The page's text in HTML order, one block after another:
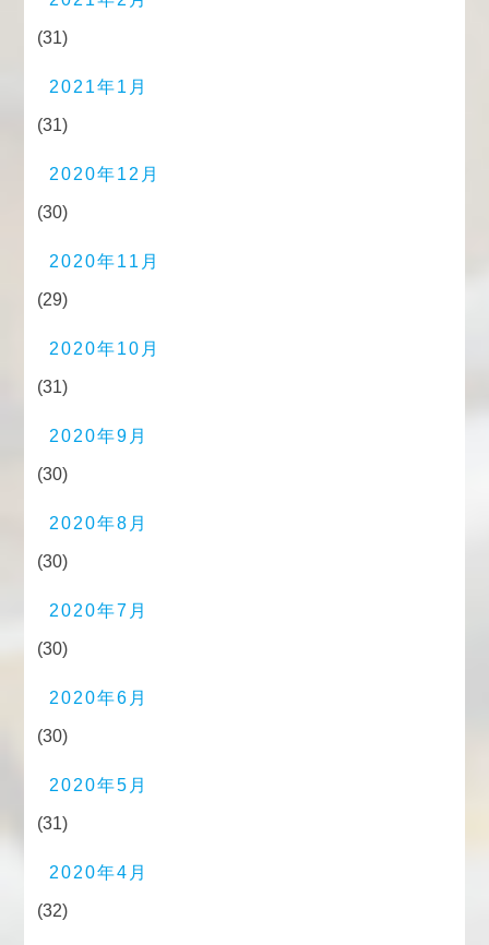
(31)
2021年1月
(31)
2020年12月
(30)
2020年11月
(29)
2020年10月
(31)
2020年9月
(30)
2020年8月
(30)
2020年7月
(30)
2020年6月
(30)
2020年5月
(31)
2020年4月
(32)